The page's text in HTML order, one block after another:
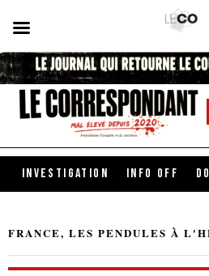
INVESTIGATION INFO OFF
FRANCE, LES PENDULES À